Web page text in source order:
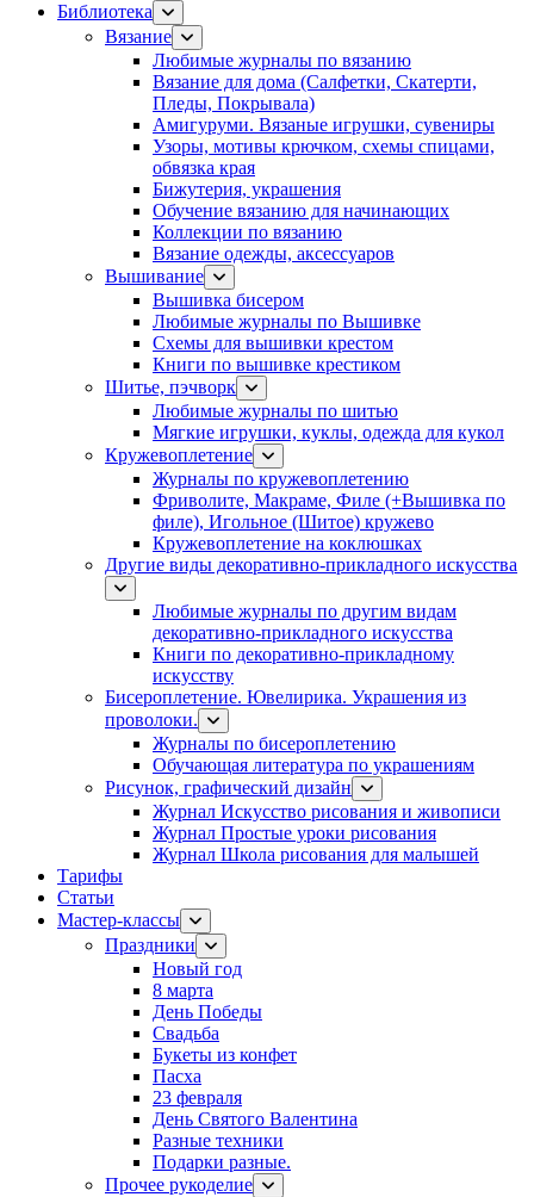
Библиотека
Вязание
Любимые журналы по вязанию
Вязание для дома (Салфетки, Скатерти,
Пледы, Покрывала)
Амигуруми. Вязаные игрушки, сувениры
Узоры, мотивы крючком, схемы спицами,
обвязка края
Бижутерия, украшения
Обучение вязанию для начинающих
Коллекции по вязанию
Вязание одежды, аксессуаров
Вышивание
Вышивка бисером
Любимые журналы по Вышивке
Схемы для вышивки крестом
Книги по вышивке крестиком
Шитье, пэчворк
Любимые журналы по шитью
Мягкие игрушки, куклы, одежда для кукол
Кружевоплетение
Журналы по кружевоплетению
Фриволите, Макраме, Филе (+Вышивка по
филе), Игольное (Шитое) кружево
Кружевоплетение на коклюшках
Другие виды декоративно-прикладного искусства
Любимые журналы по другим видам
декоративно-прикладного искусства
Книги по декоративно-прикладному
искусству
Бисероплетение. Ювелирика. Украшения из
проволоки.
Журналы по бисероплетению
Обучающая литература по украшениям
Рисунок, графический дизайн
Журнал Искусство рисования и живописи
Журнал Простые уроки рисования
Журнал Школа рисования для малышей
Тарифы
Статьи
Мастер-классы
Праздники
Новый год
8 марта
День Победы
Свадьба
Букеты из конфет
Пасха
23 февраля
День Святого Валентина
Разные техники
Подарки разные.
Прочее рукоделие